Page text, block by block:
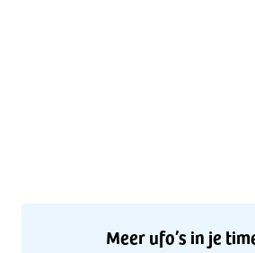
Meer ufo’s in je